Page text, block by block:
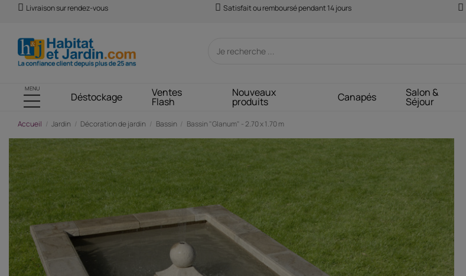
Livraison sur rendez-vous Satisfait ou remboursé pendant 14 jours
MENU
Déstockage Ventes
Flash
Nouveaux
produits Canapés Salon &
Séjour
Accueil Jardin Décoration de jardin Bassin Bassin "Glanum" - 2.70 x 1.70 m